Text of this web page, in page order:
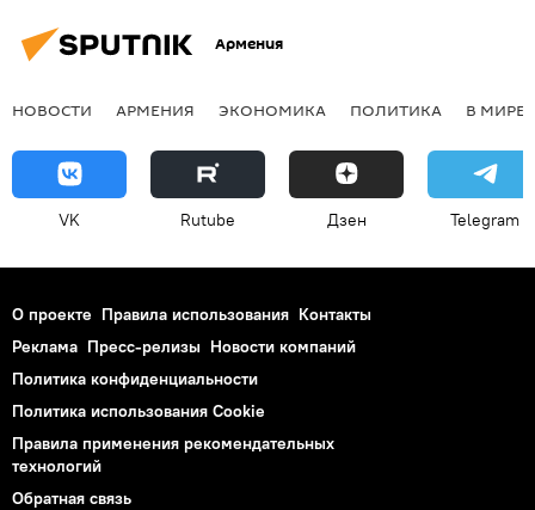
Армения
НОВОСТИ АРМЕНИЯ ЭКОНОМИКА ПОЛИТИКА В МИРЕ
VK Rutube Дзен Telegram
О проекте Правила использования Контакты
Реклама Пресс-релизы Новости компаний
Политика конфиденциальности
Политика использования Cookie
Правила применения рекомендательных
технологий
Обратная связь